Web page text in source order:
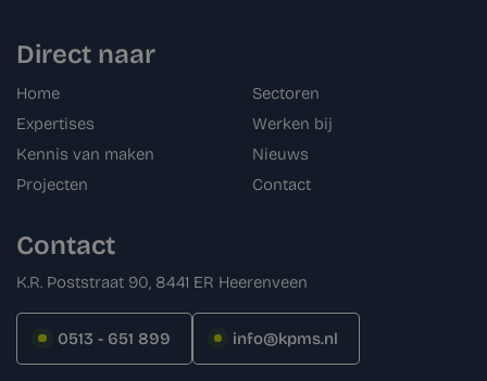
Direct naar
Home
Expertises
Kennis van maken
Projecten
Sectoren
Werken bij
Nieuws
Contact
Contact
K.R. Poststraat 90, 8441 ER Heerenveen
0513 - 651 899 info@kpms.nl